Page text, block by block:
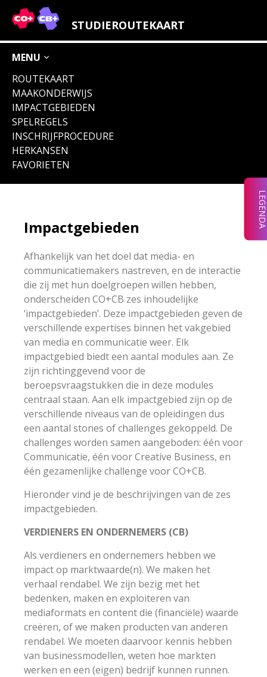
STUDIEROUTEKAART
MENU
ROUTEKAART
MAAKONDERWIJS
IMPACTGEBIEDEN
SPELREGELS
INSCHRIJFPROCEDURE
HERKANSEN
FAVORIETEN
LEGENDA IMPACTGEBIEDEN
OVERIGE ICONEN
VERLEIDERS &
VERMARKTERS
VERNIEUWERS
VERDIENERS
VERPLICHT
AUDIO BEELD KEUZE CONCEPT
DIGITAAL LOCATIE TEKST VIDEO
Impactgebieden
Afhankelijk van het doel dat media- en
communicatiemakers nastreven, en de interactie
die zij met hun doelgroepen willen hebben,
onderscheiden CO+CB zes inhoudelijke
‘impactgebieden’. Deze impactgebieden geven de
verschillende expertises binnen het vakgebied
van media en communicatie weer. Elk
impactgebied biedt een aantal modules aan. Ze
zijn richtinggevend voor de
beroepsvraagstukken die in deze modules
centraal staan. Aan elk impactgebied zijn op de
verschillende niveaus van de opleidingen dus
een aantal stones of challenges gekoppeld. De
challenges worden samen aangeboden: één voor
Communicatie, één voor Creative Business, en
één gezamenlijke challenge voor CO+CB.
Hieronder vind je de beschrijvingen van de zes
impactgebieden.
VERDIENERS EN ONDERNEMERS (CB)
Als verdieners en ondernemers hebben we
impact op marktwaarde(n). We maken het
verhaal rendabel. We zijn bezig met het
bedenken, maken en exploiteren van
mediaformats en content die (financiële) waarde
creëren, of we maken producten van anderen
rendabel. We moeten daarvoor kennis hebben
van businessmodellen, weten hoe markten
werken en een (eigen) bedrijf kunnen runnen.